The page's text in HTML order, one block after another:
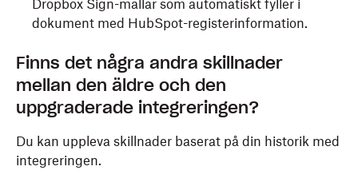
Dropbox Sign-mallar som automatiskt fyller i
dokument med HubSpot-registerinformation.
Finns det några andra skillnader
mellan den äldre och den
uppgraderade integreringen?
Du kan uppleva skillnader baserat på din historik med
integreringen.